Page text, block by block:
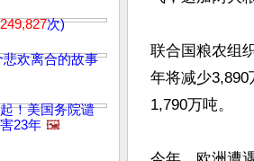
249,827次)
欢离合的故事
！美国务院谴
23年 🖼️
联合国粮农组
年将减少
1,790万吨。